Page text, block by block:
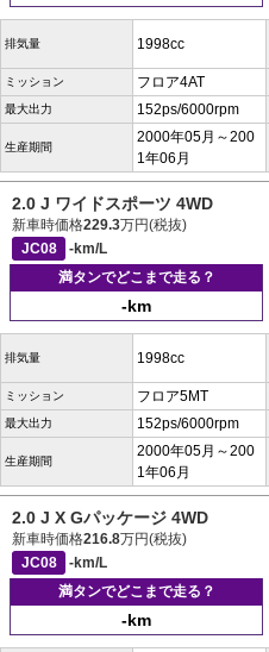
排気量 1998cc
ミッション フロア4AT
最大出力 152ps/6000rpm
生産期間
2000年05月～200
1年06月
2.0 J ワイドスポーツ 4WD
新車時価格229.3万円(税抜)
JC08
-km/L
満タンでどこまで走る？
-km
排気量 1998cc
ミッション フロア5MT
最大出力 152ps/6000rpm
生産期間
2000年05月～200
1年06月
2.0 J X Gパッケージ 4WD
新車時価格216.8万円(税抜)
JC08
-km/L
満タンでどこまで走る？
-km